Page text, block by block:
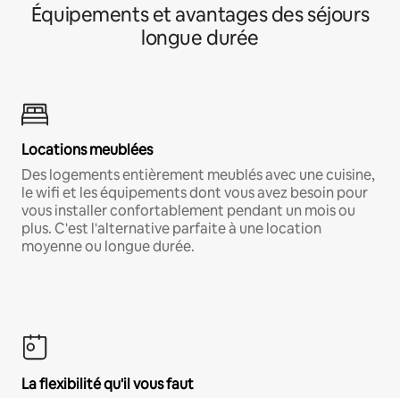
Équipements et avantages des séjours
longue durée
Locations meublées
Des logements entièrement meublés avec une cuisine,
le wifi et les équipements dont vous avez besoin pour
vous installer confortablement pendant un mois ou
plus. C'est l'alternative parfaite à une location
moyenne ou longue durée.
La flexibilité qu'il vous faut